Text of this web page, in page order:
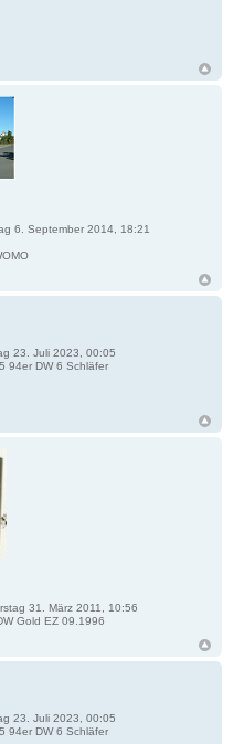
6. September 2014, 18:21
23. Juli 2023, 00:05
94er DW 6 Schläfer
31. März 2011, 10:56
Gold EZ 09.1996
23. Juli 2023, 00:05
94er DW 6 Schläfer